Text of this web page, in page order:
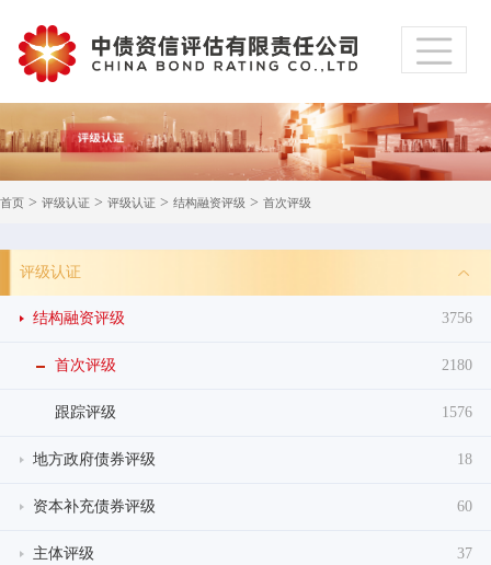
首页 > 评级认证 > 评级认证 > 结构融资评级 > 首次评级
评级认证
结构融资评级 3756
首次评级 2180
跟踪评级 1576
地方政府债券评级 18
资本补充债券评级 60
主体评级 37